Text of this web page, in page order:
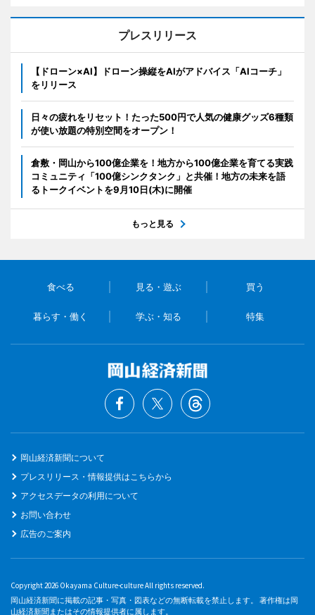
プレスリリース
【ドローン×AI】ドローン操縦をAIがアドバイス「AIコーチ」
をリリース
日々の疲れをリセット！たった500円で人気の健康グッズ6種類
が使い放題の特別空間をオープン！
倉敷・岡山から100億企業を！地方から100億企業を育てる実践
コミュニティ「100億シンクタンク」と共催！地方の未来を語
るトークイベントを9月10日(木)に開催
もっと見る
食べる 見る・遊ぶ 買う
暮らす・働く 学ぶ・知る 特集
岡山経済新聞について
プレスリリース・情報提供はこちらから
アクセスデータの利用について
お問い合わせ
広告のご案内
Copyright 2026 Okayama Culture-culture All rights reserved.
岡山経済新聞に掲載の記事・写真・図表などの無断転載を禁止します。 著作権は岡
山経済新聞またはその情報提供者に属します。